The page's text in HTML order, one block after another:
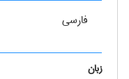
فارسی
زبان